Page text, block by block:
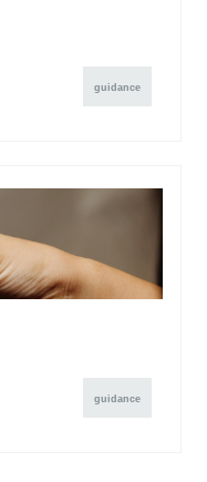
guidance
guidance